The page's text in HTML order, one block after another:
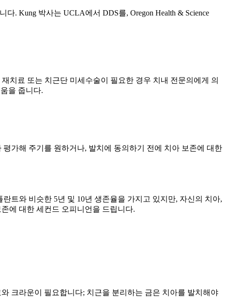
. Kung 박사는 UCLA에서 DDS를, Oregon Health & Science
치료 또는 치근단 미세수술이 필요한 경우 치내 전문의에게 의
을 줍니다.
가해 주기를 원하거나, 발치에 동의하기 전에 치아 보존에 대한
트와 비슷한 5년 및 10년 생존율을 가지고 있지만, 자신의 치아,
에 대한 세컨드 오피니언을 드립니다.
크라운이 필요합니다; 치근을 분리하는 금은 치아를 발치해야